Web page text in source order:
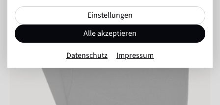
Einstellungen
Alle akzeptieren
Datenschutz Impressum